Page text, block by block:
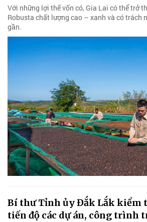
Với những lợi thế vốn có, Gia Lai có thể trở
Robusta chất lượng cao – xanh và có trách
gần.
Bí thư Tỉnh ủy Đắk Lắk kiểm
tiến độ các dự án, công trình